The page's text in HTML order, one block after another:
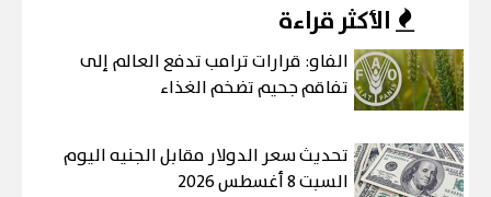
الأكثر قراءة
الفاو: قرارات ترامب تدفع العالم إلى
تفاقم جحيم تضخم الغذاء
تحديث سعر الدولار مقابل الجنيه اليوم
السبت 8 أغسطس 2026